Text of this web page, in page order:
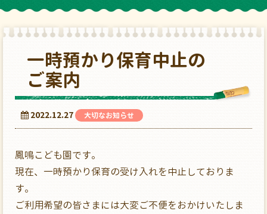
一時預かり保育中止の
ご案内
2022.12.27 大切なお知らせ
鳳鳴こども園です。
現在、一時預かり保育の受け入れを中止しておりま
す。
ご利用希望の皆さまには大変ご不便をおかけいたしま